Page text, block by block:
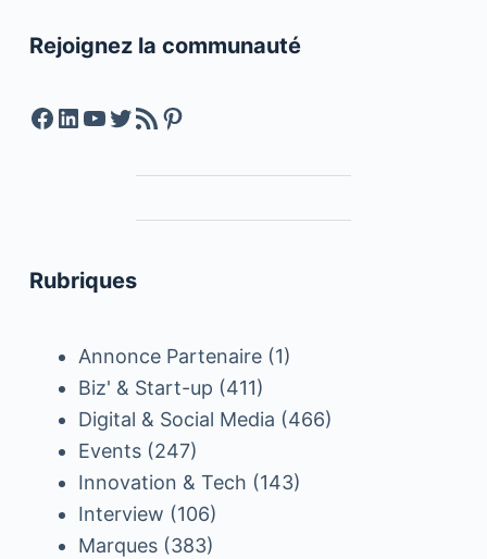
Rejoignez la communauté
Facebook
LinkedIn
YouTube
Twitter
Feed RSSPinterest
Rubriques
Annonce Partenaire(1)
Biz' & Start-up (411)
Digital & Social Media (466)
Events(247)
Innovation & Tech (143)
Interview (106)
Marques(383)